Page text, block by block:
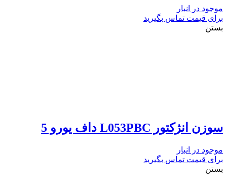
موجود در انبار
برای قیمت تماس بگیرید
بستن
سوزن انژکتور L053PBC داف یورو 5
موجود در انبار
برای قیمت تماس بگیرید
بستن